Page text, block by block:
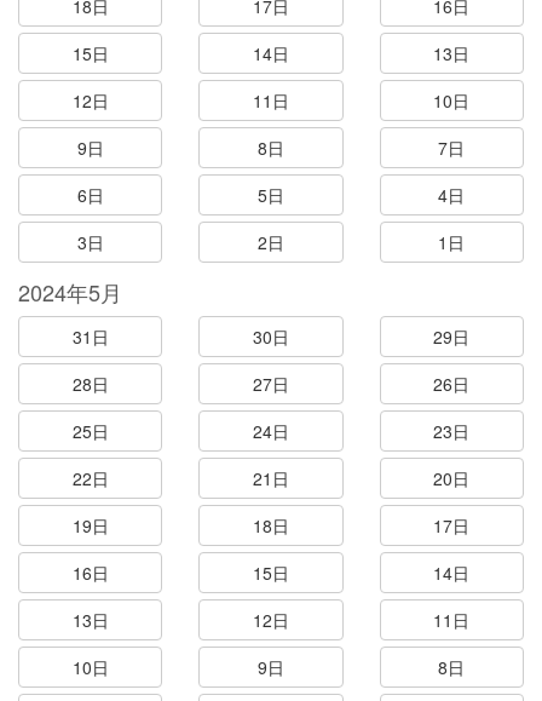
18日
17日
16日
15日
14日
13日
12日
11日
10日
9日
8日
7日
6日
5日
4日
3日
2日 1日
2024年5月
31日 30日
29日
28日
27日
26日
25日
24日
23日
22日
21日
20日
19日
18日
17日
16日
15日
14日
13日
12日
11日
10日
9日
8日